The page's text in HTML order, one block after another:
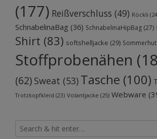
(177) Reißverschluss (49) Röckli
SchnabelinaBag (36) SchnabelinaHipBag (27)
Shirt (83) softshelljacke (29) Sommerhut
Stoffprobenähen
(62) Sweat (53) Tasche (100)
Trotzkopfkleid (23) Volantjacke (25) Webware